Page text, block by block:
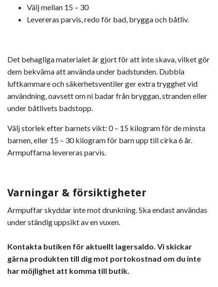
Välj mellan 15 – 30
Levereras parvis, redo för bad, brygga och båtliv.
Det behagliga materialet är gjort för att inte skava, vilket gör
dem bekväma att använda under badstunden. Dubbla
luftkammare och säkerhetsventiler ger extra trygghet vid
användning, oavsett om ni badar från bryggan, stranden eller
under båtlivets badstopp.
Välj storlek efter barnets vikt: 0 – 15 kilogram för de minsta
barnen, eller 15 – 30 kilogram för barn upp till cirka 6 år.
Armpuffarna levereras parvis.
Varningar & försiktigheter
Armpuffar skyddar inte mot drunkning. Ska endast användas
under ständig uppsikt av en vuxen.
Kontakta butiken för aktuellt lagersaldo. Vi skickar
gärna produkten till dig mot portokostnad om du inte
har möjlighet att komma till butik.